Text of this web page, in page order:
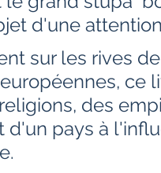
d'une
ce
des
d'un pays à